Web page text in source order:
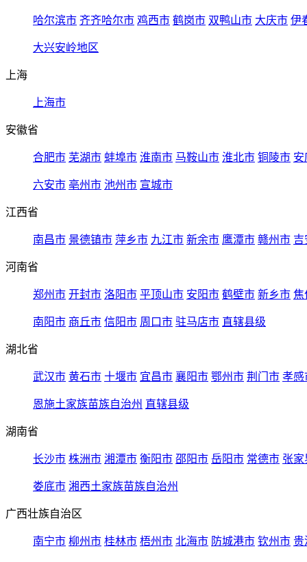
哈尔滨市 齐齐哈尔市 鸡西市 鹤岗市 双鸭山市 大庆市 伊
大兴安岭地区
上海
上海市
安徽省
合肥市 芜湖市 蚌埠市 淮南市 马鞍山市 淮北市 铜陵市 安
六安市 亳州市 池州市 宣城市
江西省
南昌市 景德镇市 萍乡市 九江市 新余市 鹰潭市 赣州市 吉
河南省
郑州市 开封市 洛阳市 平顶山市 安阳市 鹤壁市 新乡市 焦
南阳市 商丘市 信阳市 周口市 驻马店市 直辖县级
湖北省
武汉市 黄石市 十堰市 宜昌市 襄阳市 鄂州市 荆门市 孝感
恩施土家族苗族自治州 直辖县级
湖南省
长沙市 株洲市 湘潭市 衡阳市 邵阳市 岳阳市 常德市 张家
娄底市 湘西土家族苗族自治州
广西壮族自治区
南宁市 柳州市 桂林市 梧州市 北海市 防城港市 钦州市 贵